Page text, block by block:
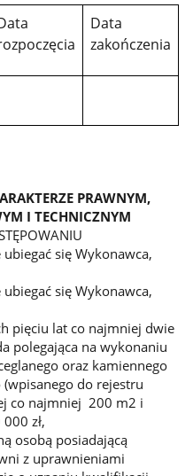
Data
zakończenia
PRAWNYM,
I TECHNICZNYM
się Wykonawca,
się Wykonawca,
pięciu lat co najmniej dwie
polegająca na wykonaniu
oraz kamiennego
do rejestru
co najmniej 200 m2 i
zł,
osobą posiadającą
z uprawnieniami